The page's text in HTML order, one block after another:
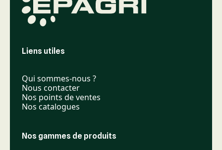
Liens utiles
Qui sommes-nous ?
Nous contacter
Nos points de ventes
Nos catalogues
Nos gammes de produits